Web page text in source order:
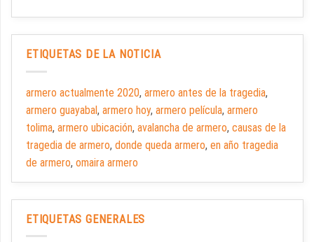
ETIQUETAS DE LA NOTICIA
armero actualmente 2020, armero antes de la tragedia,
armero guayabal, armero hoy, armero película, armero
tolima, armero ubicación, avalancha de armero, causas de la
tragedia de armero, donde queda armero, en año tragedia
de armero, omaira armero
ETIQUETAS GENERALES